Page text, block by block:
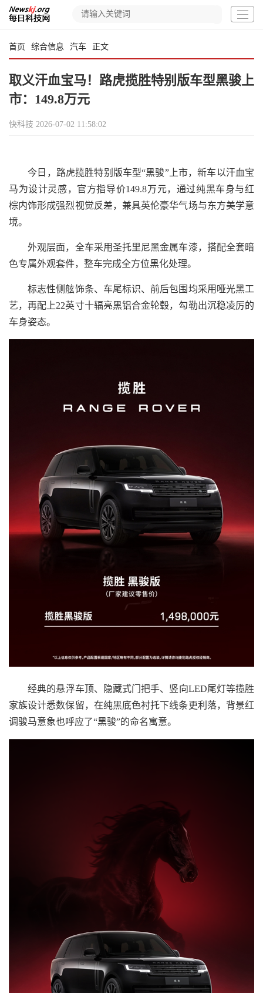
首页 综合信息 汽车 正文
取义汗血宝马！路虎揽胜特别版车型黑骏上
市：149.8万元
快科技 2026-07-02 11:58:02
今日，路虎揽胜特别版车型“黑骏”上市，新车以汗血宝
马为设计灵感，官方指导价149.8万元，通过纯黑车身与红
棕内饰形成强烈视觉反差，兼具英伦豪华气场与东方美学意
境。
外观层面，全车采用圣托里尼黑金属车漆，搭配全套暗
色专属外观套件，整车完成全方位黑化处理。
标志性侧舷饰条、车尾标识、前后包围均采用哑光黑工
艺，再配上22英寸十辐亮黑铝合金轮毂，勾勒出沉稳凌厉的
车身姿态。
经典的悬浮车顶、隐藏式门把手、竖向LED尾灯等揽胜
家族设计悉数保留，在纯黑底色衬托下线条更利落，背景红
调骏马意象也呼应了“黑骏”的命名寓意。